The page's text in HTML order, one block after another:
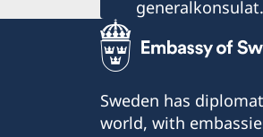
Sweden has
world, with